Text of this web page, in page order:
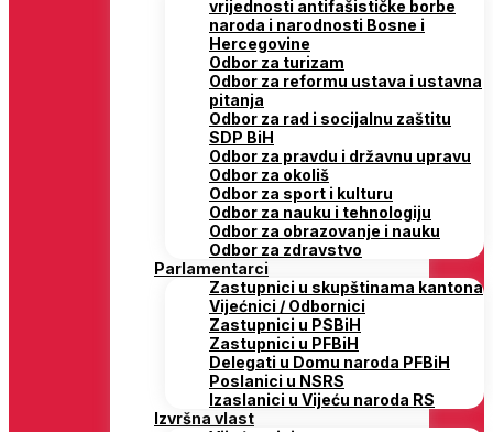
vrijednosti antifašističke borbe
naroda i narodnosti Bosne i
Hercegovine
Odbor za turizam
Odbor za reformu ustava i ustavna
pitanja
Odbor za rad i socijalnu zaštitu
SDP BiH
Odbor za pravdu i državnu upravu
Odbor za okoliš
Odbor za sport i kulturu
Odbor za nauku i tehnologiju
Odbor za obrazovanje i nauku
Odbor za zdravstvo
Parlamentarci
Zastupnici u skupštinama kantona
Vijećnici / Odbornici
Zastupnici u PSBiH
Zastupnici u PFBiH
Delegati u Domu naroda PFBiH
Poslanici u NSRS
Izaslanici u Vijeću naroda RS
Izvršna vlast